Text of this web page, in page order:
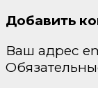
Добавить
Ваш адрес